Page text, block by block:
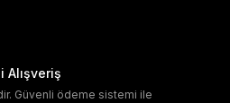
Alışveriş
Güvenli ödeme sistemi ile